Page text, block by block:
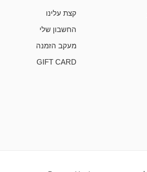
קצת עלינו
החשבון שלי
מעקב הזמנה
GIFT CARD